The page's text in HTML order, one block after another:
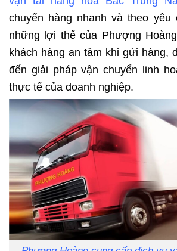
chuyển hàng nhanh và theo yêu
những lợi thế của Phượng
khách hàng an tâm khi gửi hàng,
đến giải pháp vận chuyển linh
thực tế của doanh nghiệp.